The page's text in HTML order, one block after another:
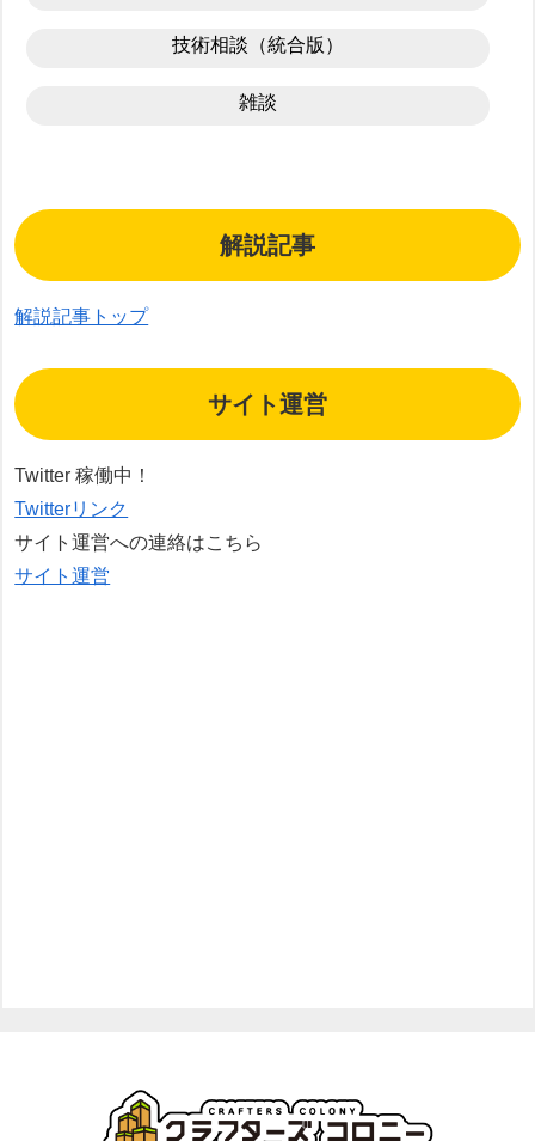
技術相談（統合版）
雑談
解説記事
解説記事トップ
サイト運営
Twitter 稼働中！
Twitterリンク
サイト運営への連絡はこちら
サイト運営